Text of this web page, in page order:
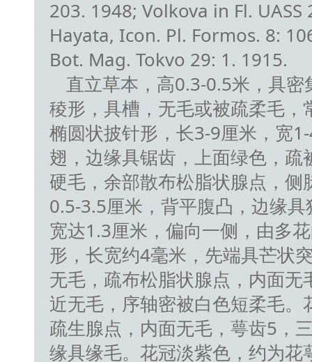
203. 1948; Volkova in Fl.
Hayata, Icon. Pl. Formos. 8:
Bot. Mag. Tokvo 29: 1. 1915.
直立草本，高0.3-0.5米，具
稜形，具槽，无毛或被疏柔毛
椭圆状披针形，长3-9厘米，宽
翅，边缘具锯齿，上面绿色，
硬毛，余部散布松脂状腺点，
0.5-3.5厘米，背平腹凸，边缘
宽达1.3厘米，偏向一侧，由多
形，长宽约4毫米，先端具芒状
无毛，疏布松脂状腺点，内面
近无毛，序轴密被白色短柔毛
疏生腺点，内面无毛，萼齿5，
缘具缘毛。花冠淡紫色，约为